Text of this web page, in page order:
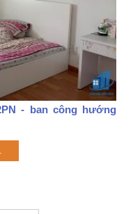
- ban công hướng